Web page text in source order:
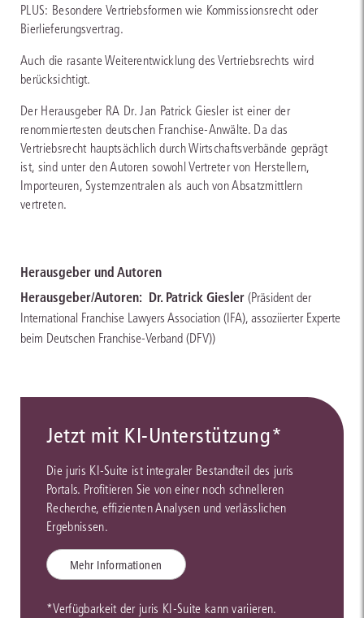
PLUS: Besondere Vertriebsformen wie Kommissionsrecht oder
Bierlieferungsvertrag.
Auch die rasante Weiterentwicklung des Vertriebsrechts wird
berücksichtigt.
Der Herausgeber RA Dr. Jan Patrick Giesler ist einer der
renommiertesten deutschen Franchise-Anwälte. Da das
Vertriebsrecht hauptsächlich durch Wirtschaftsverbände geprägt
ist, sind unter den Autoren sowohl Vertreter von Herstellern,
Importeuren, Systemzentralen als auch von Absatzmittlern
vertreten.
Herausgeber und Autoren
Herausgeber/Autoren: Dr. Patrick Giesler (Präsident der
International Franchise Lawyers Association (IFA), assoziierter Experte
beim Deutschen Franchise-Verband (DFV))
Jetzt mit KI-Unterstützung*
Die juris KI-Suite ist integraler Bestandteil des juris
Portals. Profitieren Sie von einer noch schnelleren
Recherche, effizienten Analysen und verlässlichen
Ergebnissen.
Mehr Informationen
*Verfügbarkeit der juris KI-Suite kann variieren.